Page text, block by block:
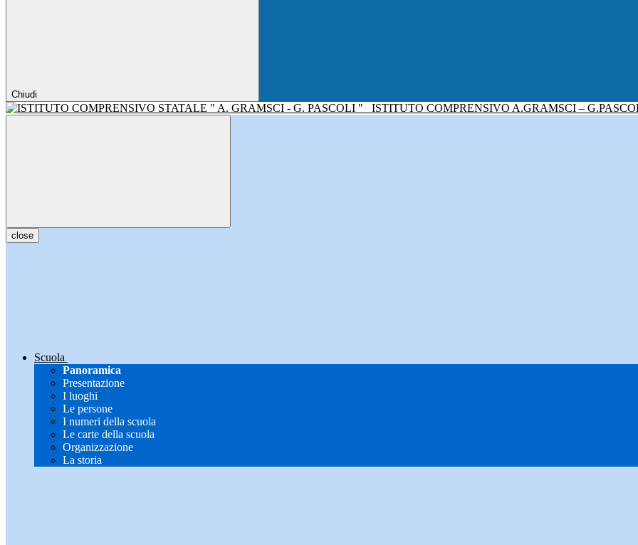
Chiudi
ISTITUTO COMPRENSIVO A.GRAMSCI –
close
Scuola
Panoramica
Presentazione
I luoghi
Le persone
I numeri della scuola
Le carte della scuola
Organizzazione
La storia